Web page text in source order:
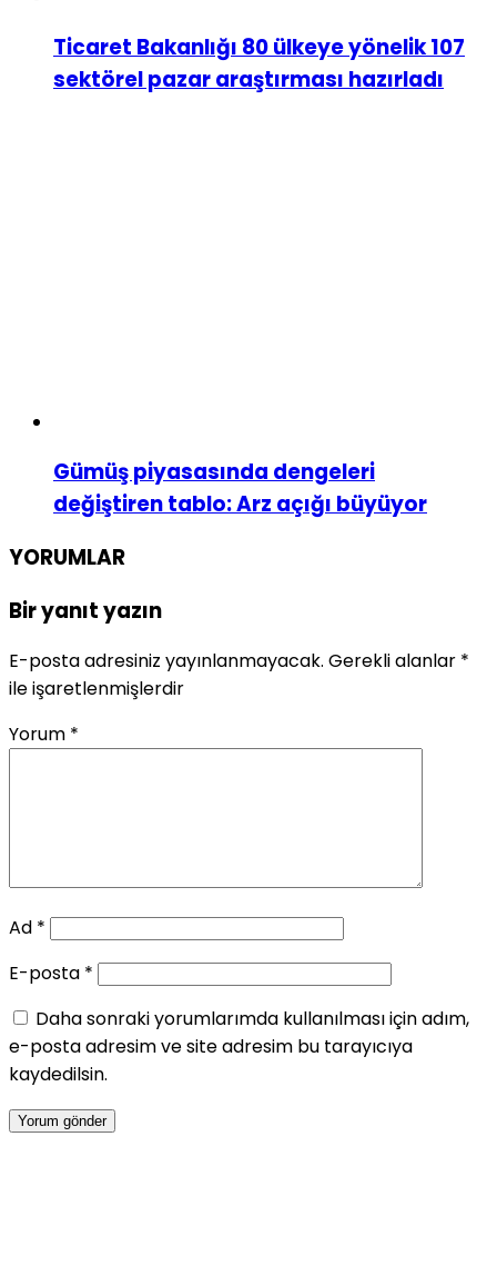
Ticaret Bakanlığı 80 ülkeye yönelik 107
sektörel pazar araştırması hazırladı
Gümüş piyasasında dengeleri
değiştiren tablo: Arz açığı büyüyor
YORUMLAR
Bir yanıt yazın
E-posta adresiniz yayınlanmayacak. Gerekli alanlar *
ile işaretlenmişlerdir
Yorum *
Ad *
E-posta *
Daha sonraki yorumlarımda kullanılması için adım,
e-posta adresim ve site adresim bu tarayıcıya
kaydedilsin.